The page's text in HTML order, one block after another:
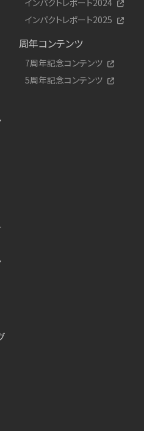
インパクトレポート2025
周年コンテンツ
7周年記念コンテンツ
5周年記念コンテンツ